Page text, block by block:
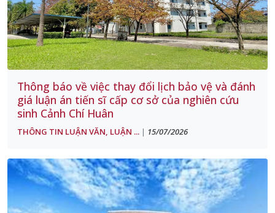
Thông báo về việc thay đổi lịch bảo vệ và đánh
giá luận án tiến sĩ cấp cơ sở của nghiên cứu
sinh Cảnh Chí Huân
THÔNG TIN LUẬN VĂN, LUẬN ... | 15/07/2026